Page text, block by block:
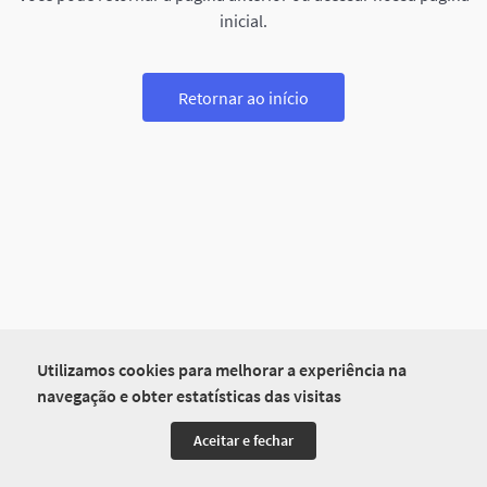
Utilizamos cookies para melhorar a experiência na
navegação e obter estatísticas das visitas
Aceitar e fechar
inicial.
Retornar ao início